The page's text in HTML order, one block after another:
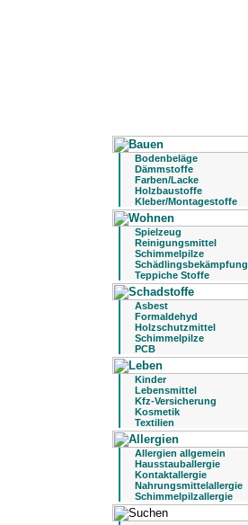
Bodenbeläge
Dämmstoffe
Farben/Lacke
Holzbaustoffe
Kleber/Montagestoffe
Spielzeug
Reinigungsmittel
Schimmelpilze
Schädlingsbekämpfung
Teppiche Stoffe
Asbest
Formaldehyd
Holzschutzmittel
Schimmelpilze
PCB
Kinder
Lebensmittel
Kfz-Versicherung
Kosmetik
Textilien
Allergien allgemein
Hausstauballergie
Kontaktallergie
Nahrungsmittelallergie
Schimmelpilzallergie